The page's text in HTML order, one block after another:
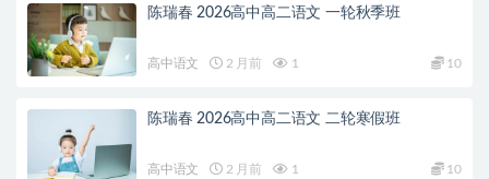
陈瑞春 2026高中高二语文 一轮秋季班
高中语文 2 月前 1 10
陈瑞春 2026高中高二语文 二轮寒假班
高中语文 2 月前 1 10